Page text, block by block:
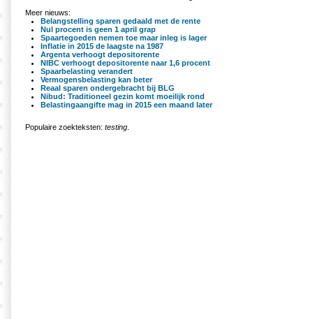
Meer nieuws:
Belangstelling sparen gedaald met de rente
Nul procent is geen 1 april grap
Spaartegoeden nemen toe maar inleg is lager
Inflatie in 2015 de laagste na 1987
Argenta verhoogt depositorente
NIBC verhoogt depositorente naar 1,6 procent
Spaarbelasting verandert
Vermogensbelasting kan beter
Reaal sparen ondergebracht bij BLG
Nibud: Traditioneel gezin komt moeilijk rond
Belastingaangifte mag in 2015 een maand later
Populaire zoekteksten: testing